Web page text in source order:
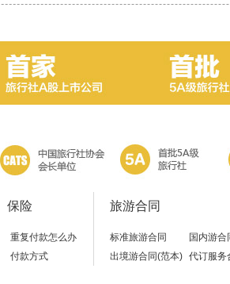
时联系当地警察局，不要随便乱走。
保险
重复付款怎么办
付款方式
旅游合同
标准旅游合同
国内游合
出境游合同(范本) 代订服务